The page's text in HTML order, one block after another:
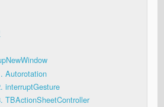
Autorotation
interruptGesture
TBActionSheetController